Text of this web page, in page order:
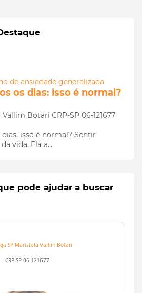
de ansiedade generalizada
os dias: isso é normal?
Botari CRP-SP 06-121677
isso é normal? Sentir
vida. Ela a…
pode ajudar a buscar
SP Maristela Vallim Botari
CRP-SP 06-121677